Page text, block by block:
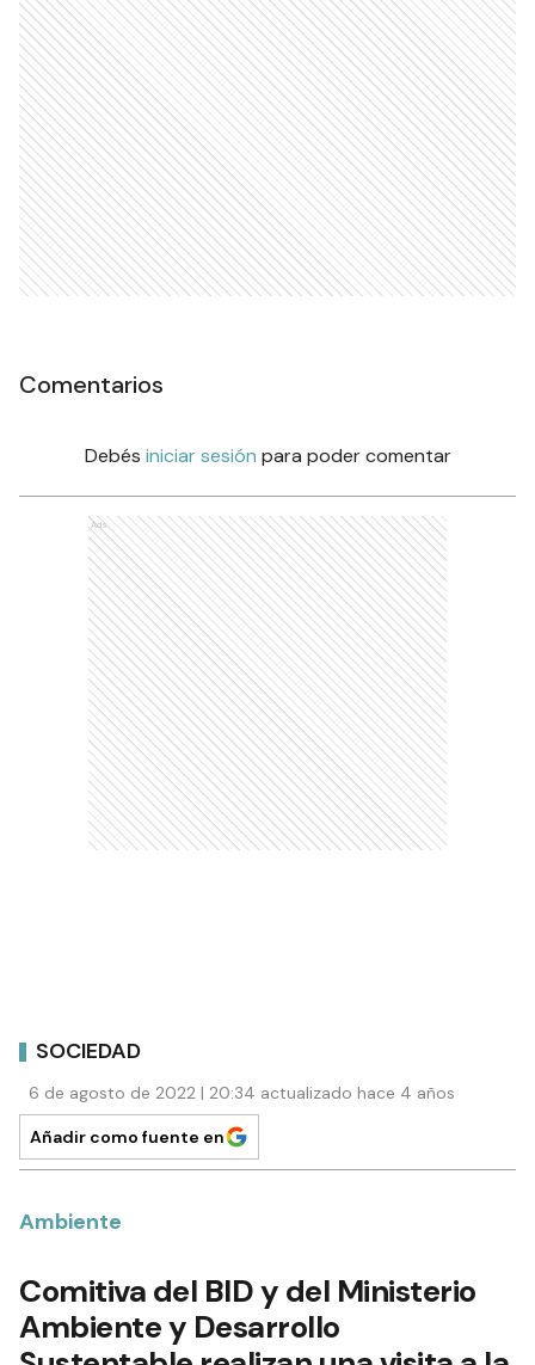
Comentarios
Debés iniciar sesión para poder comentar
Ads
SOCIEDAD
6 de agosto de 2022 | 20:34 actualizado hace 4 años
Añadir como fuente en
Ambiente
Comitiva del BID y del Ministerio
Ambiente y Desarrollo